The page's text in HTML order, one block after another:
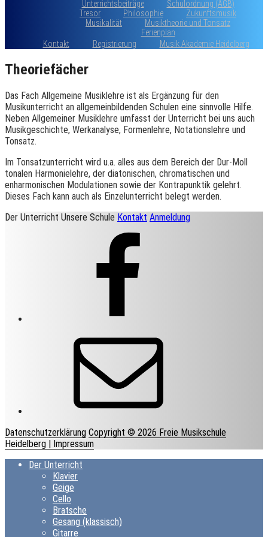
Unterrichtsbeiträge
Schulordnung (AGB)
Tresor
Philosophie
Zukunftsmusik
Musikalität
Musiktheorie und Tonsatz
Ferienplan
Kontakt
Registrierung Musik Akademie Heidelberg
Theoriefächer
Das Fach Allgemeine Musiklehre ist als Ergänzung für den
Musikunterricht an allgemeinbildenden Schulen eine sinnvolle Hilfe.
Neben Allgemeiner Musiklehre umfasst der Unterricht bei uns auch
Musikgeschichte, Werkanalyse, Formenlehre, Notationslehre und
Tonsatz.
Im Tonsatzunterricht wird u.a. alles aus dem Bereich der Dur-Moll
tonalen Harmonielehre, der diatonischen, chromatischen und
enharmonischen Modulationen sowie der Kontrapunktik gelehrt.
Dieses Fach kann auch als Einzelunterricht belegt werden.
Der Unterricht Unsere Schule Kontakt Anmeldung
Datenschutzerklärung Copyright © 2026 Freie Musikschule
Heidelberg | Impressum
Der Unterricht
Klavier
Geige
Cello
Bratsche
Gesang (klassisch)
Gitarre